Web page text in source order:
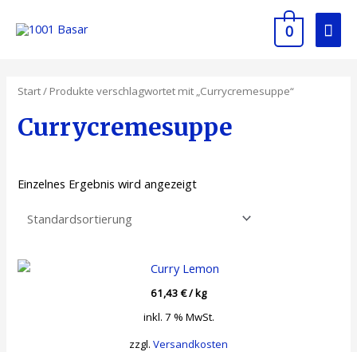
0
Start/ Produkte verschlagwortet mit „Currycremesuppe“
Currycremesuppe
Einzelnes Ergebnis wird angezeigt
61,43€/kg
inkl. 7 % MwSt.
zzgl. Versandkosten